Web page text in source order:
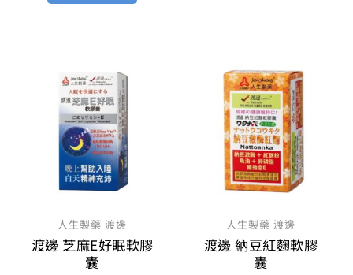
人生製藥 渡邊
渡邊 芝麻E好眠軟膠
囊
始
價
格：
NT$ 1,000。
前
價
格：
NT$ 800。
人生製藥 渡邊
渡邊 納豆紅麴軟膠
囊
始
價
格：
NT$ 450。